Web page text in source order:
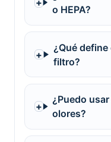
o HEPA?
¿Qué
filtro?
¿Puedo
olores?